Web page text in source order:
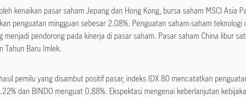
kenaikan pasar saham Jepang dan Hong Kong, bursa saham MSCI Asia
penguatan mingguan sebesar 2.08%. Penguatan saham-saham teknologi
menjadi pendorong pada kinerja di pasar saham. Pasar saham China libur
Tahun Baru Imlek.
pemilu yang disambut positif pasar, indeks IDX 80 mencatatkan
dan BINDO menguat 0.88%. Ekspektasi mengenai keberlanjutan